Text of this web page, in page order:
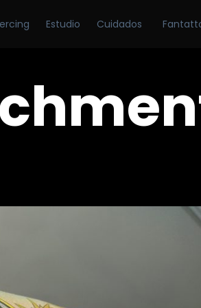
Estudio Cuidados